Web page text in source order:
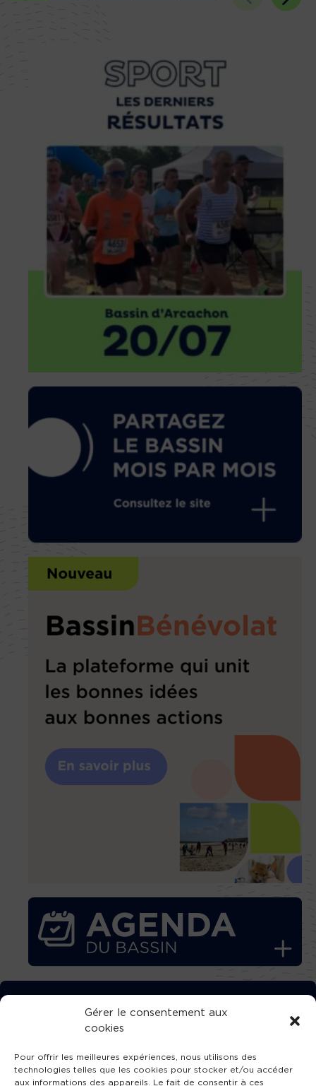
Gérer le consentement aux
cookies
Pour offrir les meilleures expériences, nous utilisons des
technologies telles que les cookies pour stocker et/ou accéder
aux informations des appareils. Le fait de consentir à ces
TÉLÉCHARGEZ GRATUITEMENT
L’APPLICATION TVBA !